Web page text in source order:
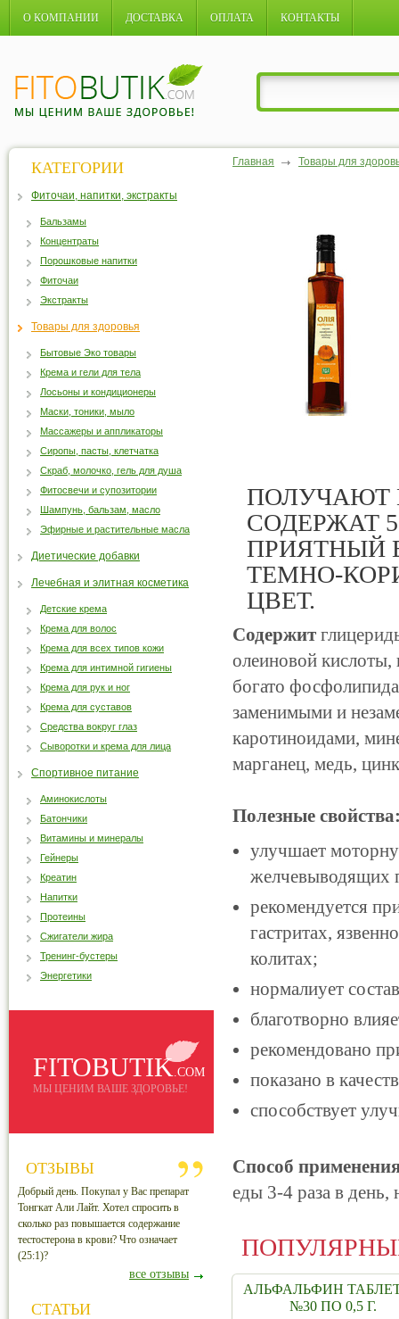
О КОМПАНИИ ДОСТАВКА ОПЛАТА КОНТАКТЫ
Главная Товары для
ПОЛУЧАЮТ
СОДЕРЖАТ
ПРИЯТНЫЙ
ТЕМНО-
ЦВЕТ.
Содержит
олеиновой
богато
заменимыми и
каротиноидами,
марганец, медь,
Полезные
улучшает
желчевыводящих
рекомендуется
гастритах,
колитах;
нормалиует
благотворно
рекомендовано
показано в
способствует
Способ
еды 3-4 раза в день,
АЛЬФАЛЬФИН
№30 ПО 0,5 Г.
КАТЕГОРИИ
Фиточаи, напитки, экстракты
Бальзамы
Концентраты
Порошковые напитки
Фиточаи
Экстракты
Товары для здоровья
Бытовые Эко товары
Крема и гели для тела
Лосьоны и кондиционеры
Маски, тоники, мыло
Массажеры и аппликаторы
Сиропы, пасты, клетчатка
Скраб, молочко, гель для душа
Фитосвечи и супозитории
Шампунь, бальзам, масло
Эфирные и растительные масла
Диетические добавки
Лечебная и элитная косметика
Детские крема
Крема для волос
Крема для всех типов кожи
Крема для интимной гигиены
Крема для рук и ног
Крема для суставов
Средства вокруг глаз
Сыворотки и крема для лица
Спортивное питание
Аминокислоты
Батончики
Витамины и минералы
Гейнеры
Креатин
Напитки
Протеины
Сжигатели жира
Тренинг-бустеры
Энергетики
FITOBUTIK.COM
МЫ ЦЕНИМ ВАШЕ ЗДОРОВЬЕ!
ОТЗЫВЫ
Добрый день. Покупал у Вас препарат
Тонгкат Али Лайт. Хотел спросить в
сколько раз повышается содержание
тестостерона в крови? Что означает
(25:1)?
все отзывы
СТАТЬИ